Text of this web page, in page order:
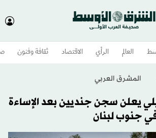
العالم الرأي الاقتصاد ثقافة وفنون
المشرق العربي
يعلن سجن جنديين بعد الإساءة
في جنوب لبنان